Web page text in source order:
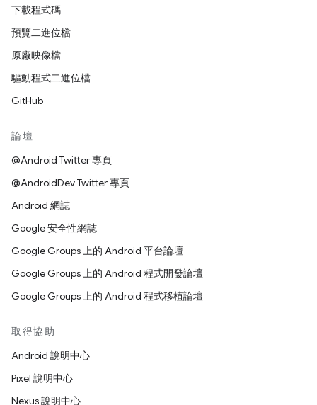
下載程式碼
預覽二進位檔
原廠映像檔
驅動程式二進位檔
GitHub
論壇
@Android Twitter 專頁
@AndroidDev Twitter 專頁
Android 網誌
Google 安全性網誌
Google Groups 上的 Android 平台論壇
Google Groups 上的 Android 程式開發論壇
Google Groups 上的 Android 程式移植論壇
取得協助
Android 說明中心
Pixel 說明中心
Nexus 說明中心